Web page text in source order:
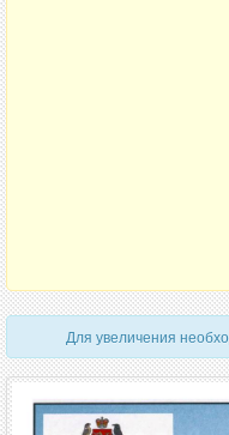
Для увеличения